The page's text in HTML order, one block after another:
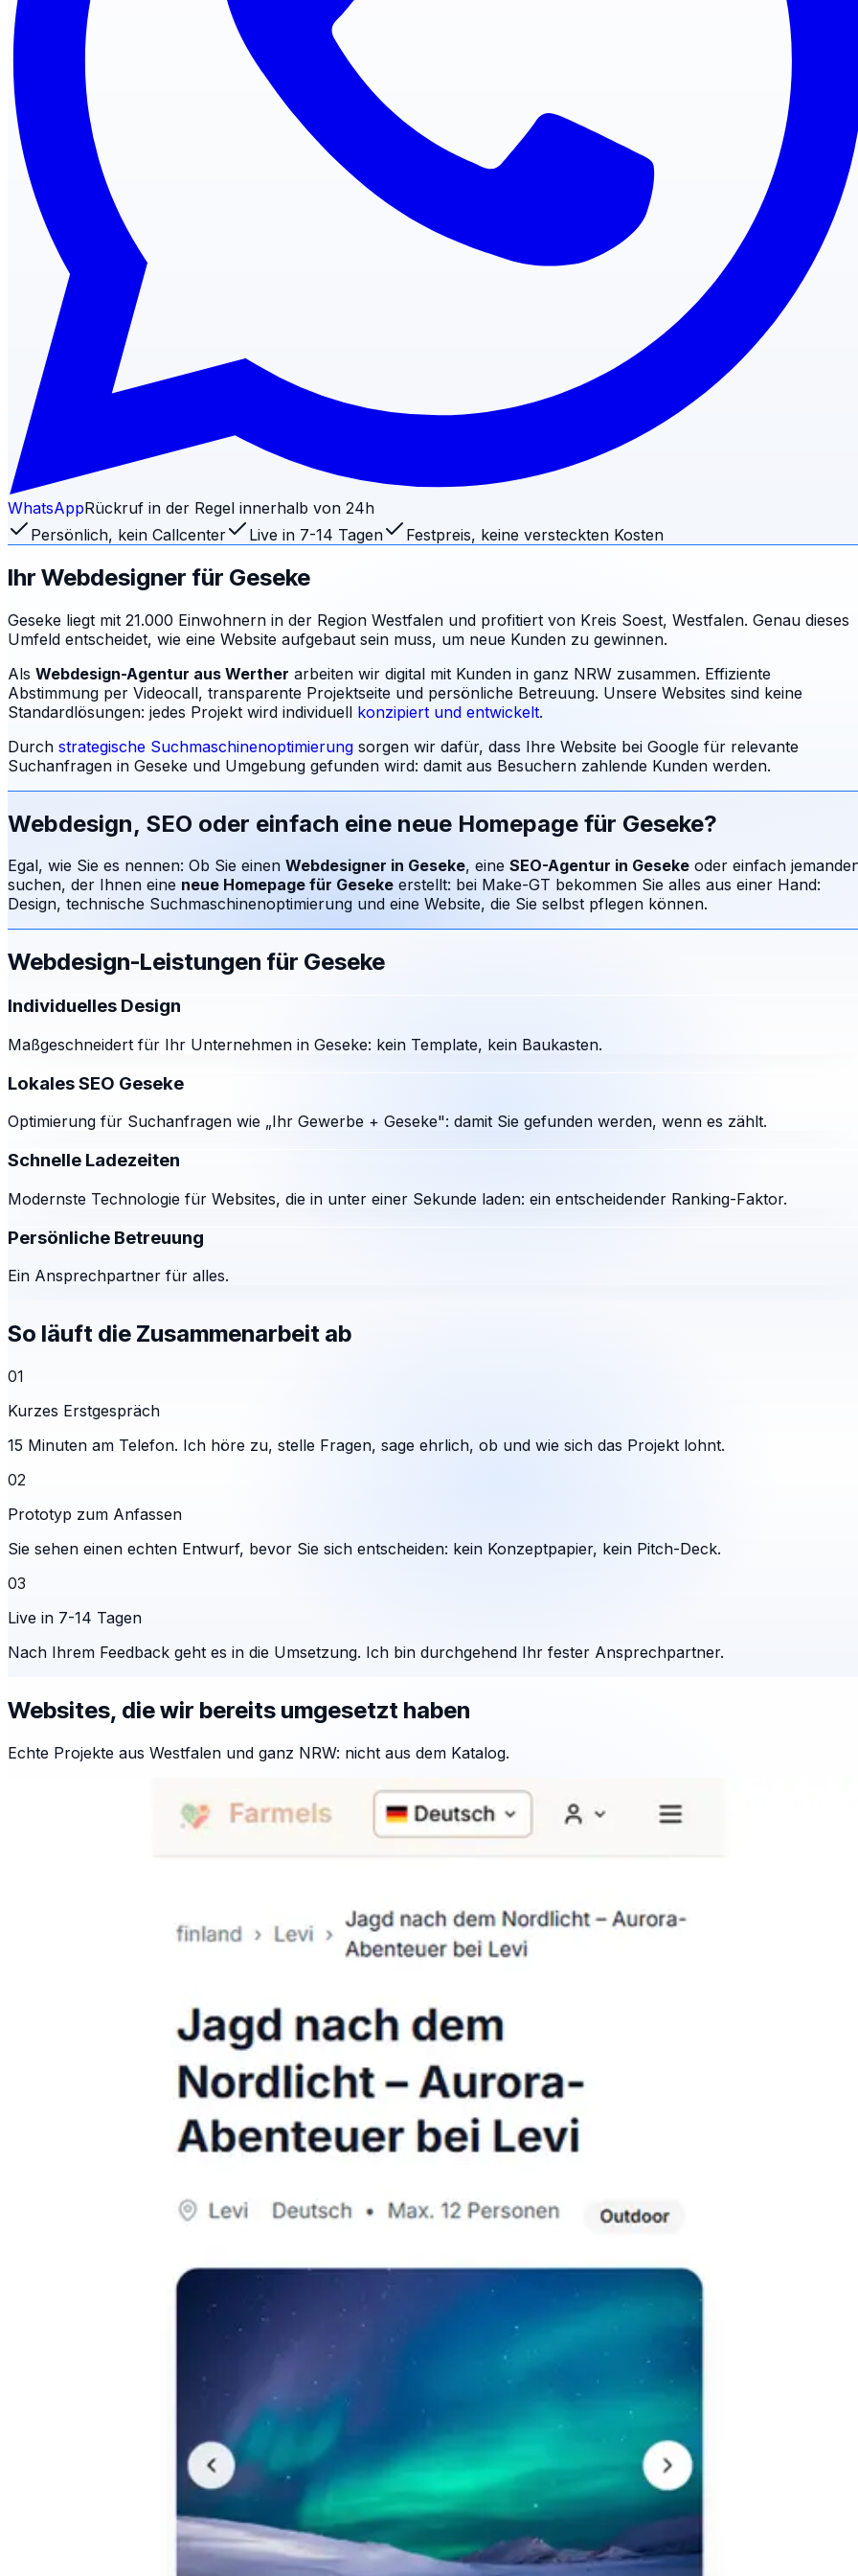
WhatsAppRückruf in der Regel innerhalb von 24h
Persönlich, kein Callcenter
Live in 7-14 Tagen Festpreis, keine versteckten Kosten
Ihr Webdesigner für Geseke
Geseke liegt mit 21.000 Einwohnern in der Region Westfalen und profitiert von Kreis Soest, Westfalen. Genau dieses
Umfeld entscheidet, wie eine Website aufgebaut sein muss, um neue Kunden zu gewinnen.
Als Webdesign-Agentur aus Werther arbeiten wir digital mit Kunden in ganz NRW zusammen. Effiziente
Abstimmung per Videocall, transparente Projektseite und persönliche Betreuung. Unsere Websites sind keine
Standardlösungen: jedes Projekt wird individuell konzipiert und entwickelt.
Durch strategische Suchmaschinenoptimierung sorgen wir dafür, dass Ihre Website bei Google für relevante
Suchanfragen in Geseke und Umgebung gefunden wird: damit aus Besuchern zahlende Kunden werden.
Webdesign, SEO oder einfach eine neue Homepage für Geseke?
Egal, wie Sie es nennen: Ob Sie einen Webdesigner in Geseke, eine SEO-Agentur in Geseke oder einfach
suchen, der Ihnen eine neue Homepage für Geseke erstellt: bei Make-GT bekommen Sie alles aus einer Hand:
Design, technische Suchmaschinenoptimierung und eine Website, die Sie selbst pflegen können.
Webdesign-Leistungen für Geseke
Individuelles Design
Maßgeschneidert für Ihr Unternehmen in Geseke: kein Template, kein Baukasten.
Lokales SEO Geseke
Optimierung für Suchanfragen wie „Ihr Gewerbe + Geseke": damit Sie gefunden werden, wenn es zählt.
Schnelle Ladezeiten
Modernste Technologie für Websites, die in unter einer Sekunde laden: ein entscheidender Ranking-Faktor.
Persönliche Betreuung
Ein Ansprechpartner für alles.
So läuft die Zusammenarbeit ab
01
Kurzes Erstgespräch
15 Minuten am Telefon. Ich höre zu, stelle Fragen, sage ehrlich, ob und wie sich das Projekt lohnt.
02
Prototyp zum Anfassen
Sie sehen einen echten Entwurf, bevor Sie sich entscheiden: kein Konzeptpapier, kein Pitch-Deck.
03
Live in 7-14 Tagen
Nach Ihrem Feedback geht es in die Umsetzung. Ich bin durchgehend Ihr fester Ansprechpartner.
Websites, die wir bereits umgesetzt haben
Echte Projekte aus Westfalen und ganz NRW: nicht aus dem Katalog.